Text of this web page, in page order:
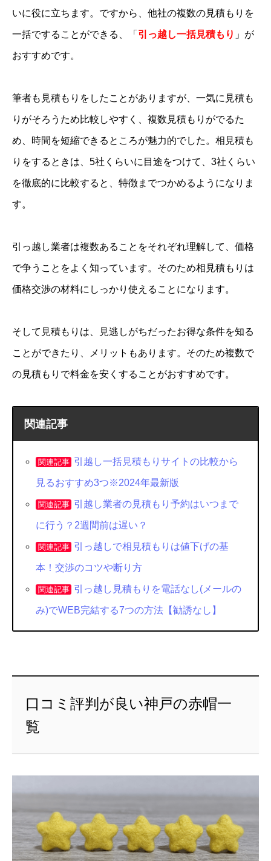
いに役に立ちます。ですから、他社の複数の見積もりを
一括ですることができる、「 引っ越し一括見積もり 」が
おすすめです。
筆者も見積もりをしたことがありますが、一気に見積も
りがそろうため比較しやすく、複数見積もりがでるた
め、時間を短縮できるところが魅力的でした。相見積も
りをするときは、5社くらいに目途をつけて、3社くらい
を徹底的に比較すると、特徴までつかめるようになりま
す。
引っ越し業者は複数あることをそれぞれ理解して、価格
で争うことをよく知っています。そのため相見積もりは
価格交渉の材料にしっかり使えることになります。
そして見積もりは、見逃しがちだったお得な条件を知る
ことができたり、メリットもあります。そのため複数で
の見積もりで料金を安くすることがおすすめです。
関連記事
関連記事 引越し一括見積もりサイトの比較から
見るおすすめ3つ※2024年最新版
関連記事 引越し業者の見積もり予約はいつまで
に行う？2週間前は遅い？
関連記事 引っ越しで相見積もりは値下げの基
本！交渉のコツや断り方
関連記事 引っ越し見積もりを電話なし(メールの
み)でWEB完結する7つの方法【勧誘なし】
口コミ評判が良い神戸の赤帽一
覧